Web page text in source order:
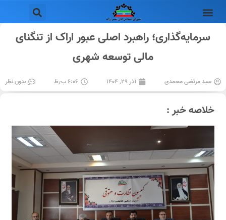
سرمایه‌گذاری؛ راهبرد اصلی عبور اراک از تنگنای
مالی توسعه شهری
سید مرتضی محمدی آذر ۲۹, ۱۴۰۴ ۶:۰۶ ب٫ظ بدون نظر
خلاصه خبر :